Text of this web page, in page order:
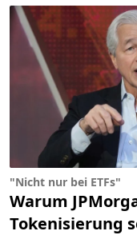
"Nicht nur bei ETFs"
Warum
Tokenisierung